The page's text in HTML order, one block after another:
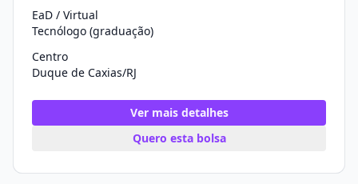
EaD / Virtual
Tecnólogo (graduação)
Centro
Duque de Caxias/RJ
Ver mais detalhes
Quero esta bolsa